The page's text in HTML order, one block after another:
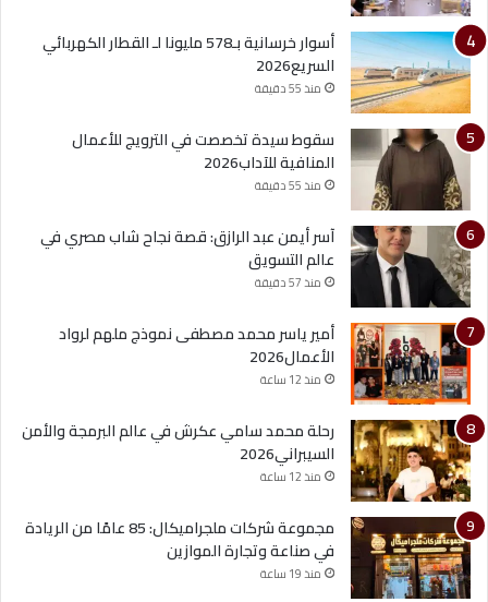
أسوار خرسانية بـ578 مليونا لـ القطار الكهربائي
السريع2026
منذ 55 دقيقة
سقوط سيدة تخصصت في الترويج للأعمال
المنافية للآداب2026
منذ 55 دقيقة
آسر أيمن عبد الرازق: قصة نجاح شاب مصري في
عالم التسويق
منذ 57 دقيقة
أمير ياسر محمد مصطفى نموذج ملهم لرواد
الأعمال2026
منذ 12 ساعة
رحلة محمد سامي عكرش في عالم البرمجة والأمن
السيبراني2026
منذ 12 ساعة
مجموعة شركات ملجراميكال: 85 عامًا من الريادة
في صناعة وتجارة الموازين
منذ 19 ساعة